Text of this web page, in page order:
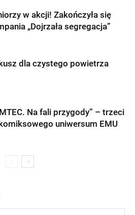
w akcji! Zakończyła się
„Dojrzała segregacja”
dla czystego powietrza
Na fali przygody” – trzeci
uniwersum EMU